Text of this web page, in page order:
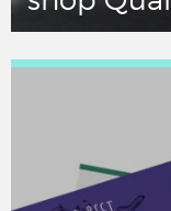
LEES DIT ARTIKEL